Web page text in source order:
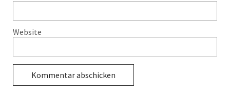
Website